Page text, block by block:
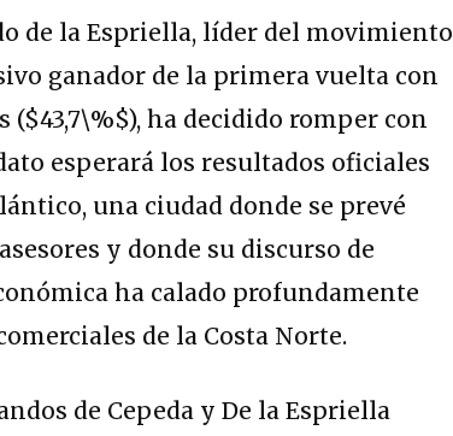
de la Espriella, líder del movimiento
ganador de la primera vuelta con
($43,7\%$), ha decidido romper con
esperará los resultados oficiales
una ciudad donde se prevé
y donde su discurso de
ha calado profundamente
de la Costa Norte.